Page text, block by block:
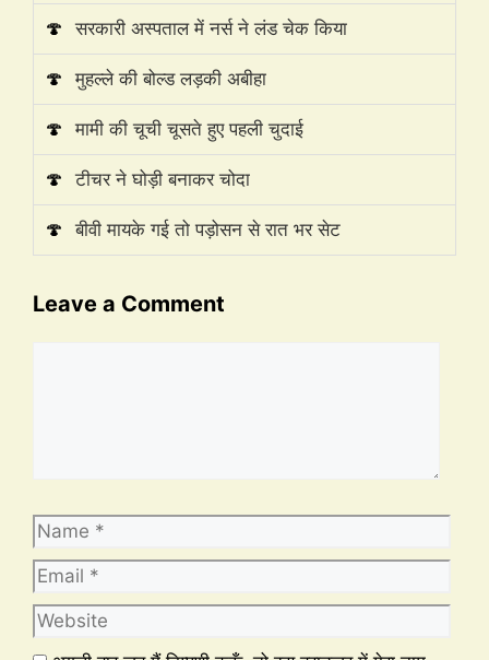
🍄 सरकारी अस्पताल में नर्स ने लंड चेक किया
🍄 मुहल्ले की बोल्ड लड़की अबीहा
🍄 मामी की चूची चूसते हुए पहली चुदाई
🍄 टीचर ने घोड़ी बनाकर चोदा
🍄 बीवी मायके गई तो पड़ोसन से रात भर सेट
Leave a Comment